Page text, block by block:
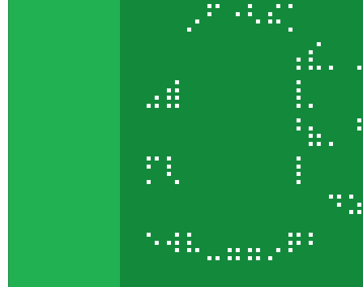
⠀⠀⡠⠋⠐⠣⠮⡁⠀
⣠⣾⠀⠀⠀⠀⠀⢸⡀
⡋⢇⠀⠀⠀⠀⠀⢸⠀
⠑⠺⠧⣀⣤⣤⡠⠟⠃